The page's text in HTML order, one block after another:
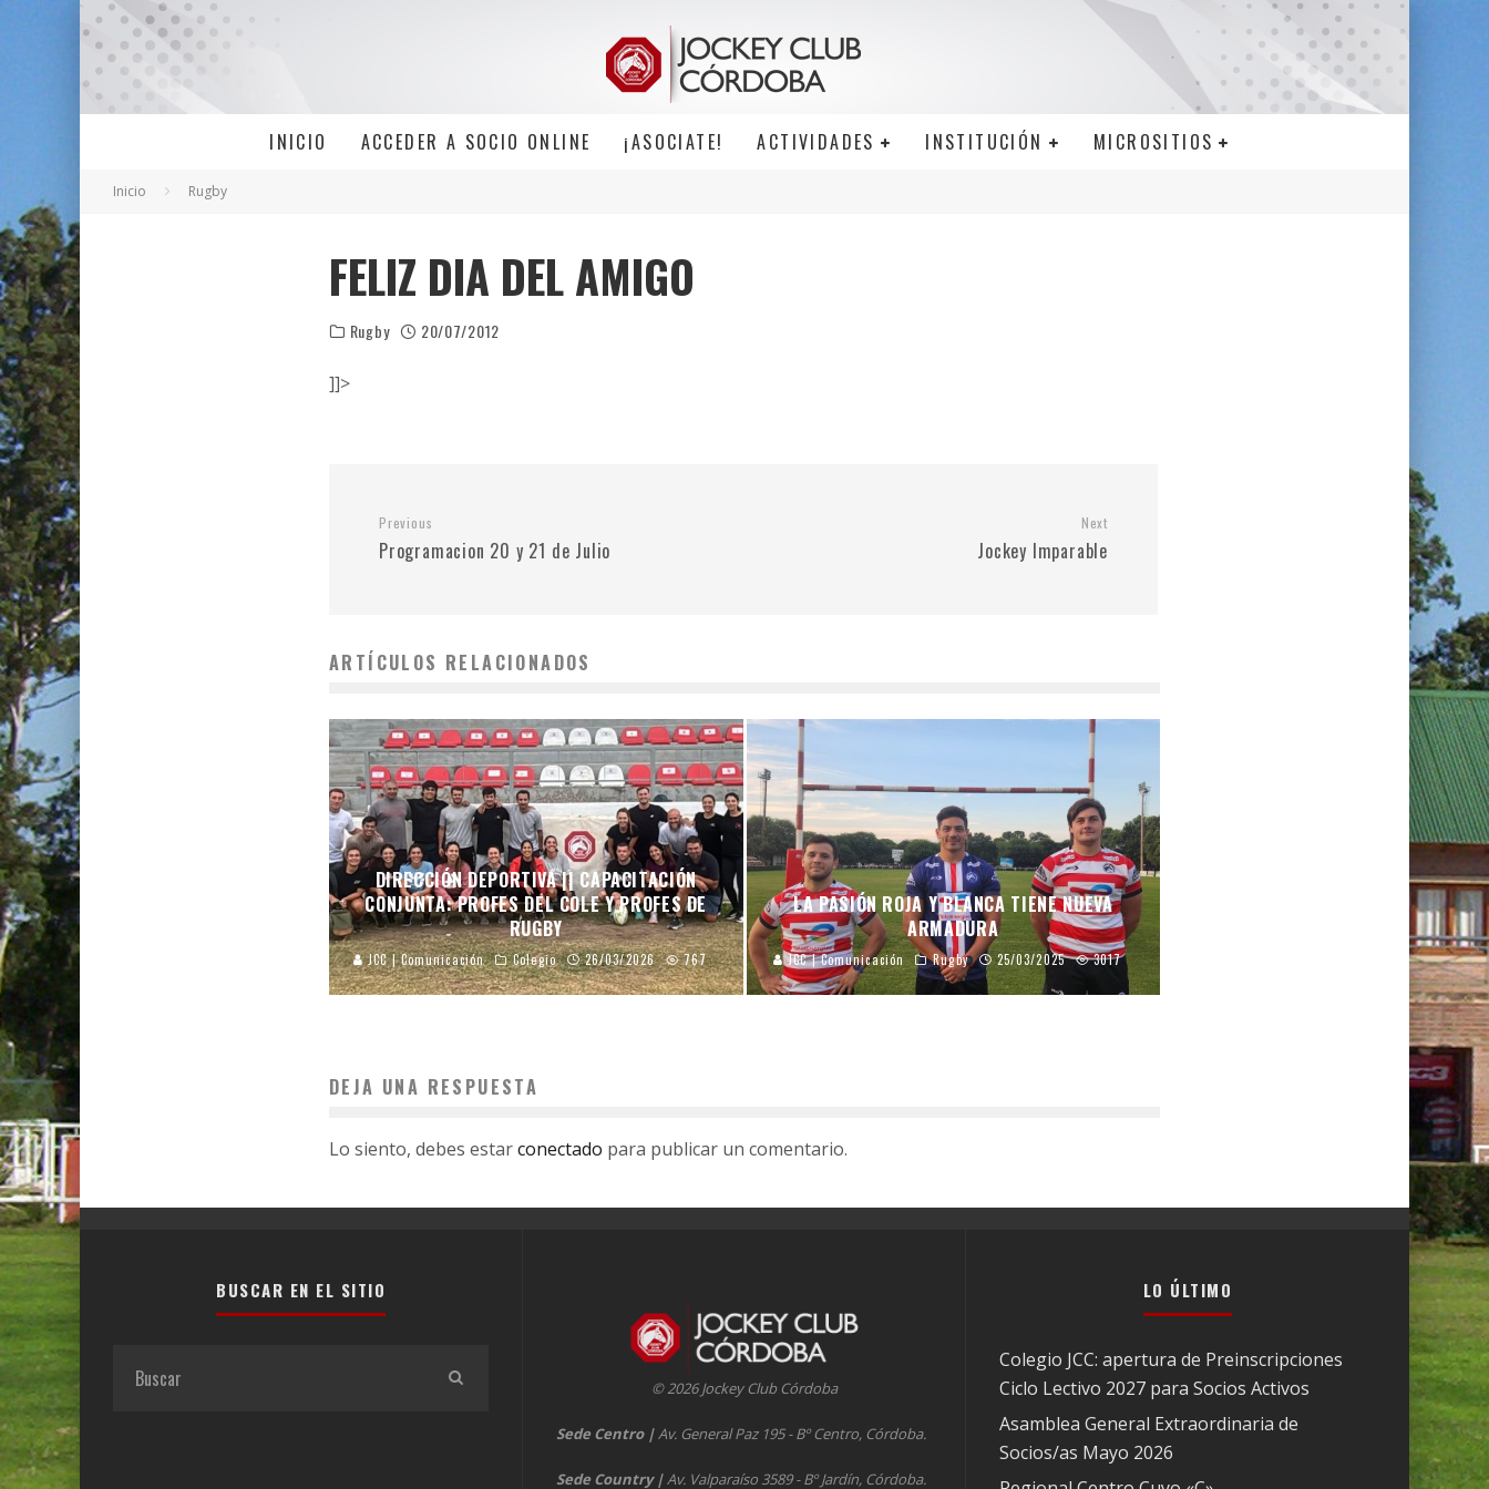
INICIO ACCEDER A SOCIO ONLINE ¡ASOCIATE! ACTIVIDADES INSTITUCIÓN MICROSITIOS
Inicio Rugby
FELIZ DIA DEL AMIGO
Rugby 20/07/2012
]]>
Previous
Programacion 20 y 21 de Julio
Next
Jockey Imparable
ARTÍCULOS RELACIONADOS
DIRECCIÓN DEPORTIVA || CAPACITACIÓN
CONJUNTA: PROFES DEL COLE Y PROFES DE
RUGBY
JCC | Comunicación Colegio 26/03/2026 767
LA PASIÓN ROJA Y BLANCA TIENE NUEVA
ARMADURA
JCC | Comunicación Rugby 25/03/2025 3017
DEJA UNA RESPUESTA
Lo siento, debes estarconectado para publicar un comentario.
BUSCAR EN EL SITIO
© 2026 Jockey Club Córdoba
Sede Centro |Av. General Paz 195 - Bº Centro, Córdoba.
Sede Country |Av. Valparaíso 3589 - Bº Jardín, Córdoba.
LO ÚLTIMO
Colegio JCC: apertura de Preinscripciones
Ciclo Lectivo 2027 para Socios Activos
Asamblea General Extraordinaria de
Socios/as Mayo 2026